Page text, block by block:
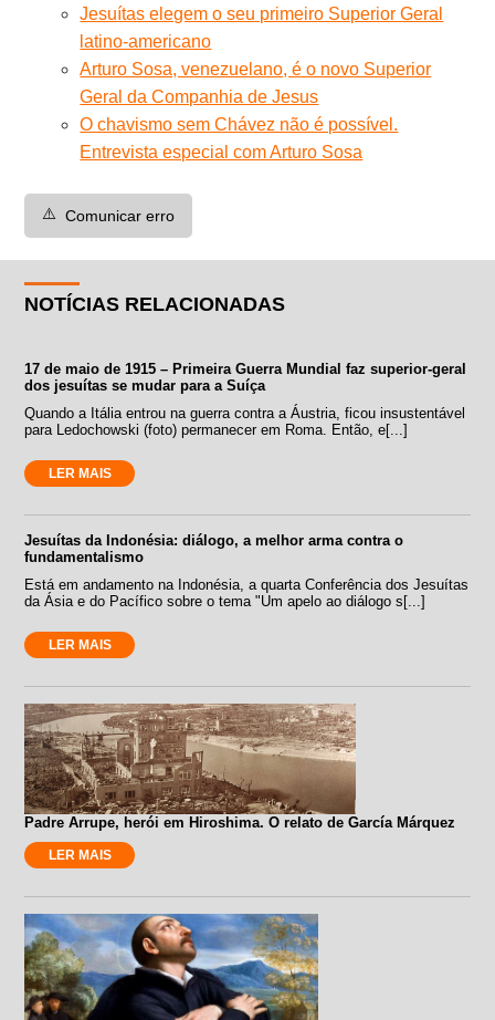
Jesuítas elegem o seu primeiro Superior Geral
latino-americano
Arturo Sosa, venezuelano, é o novo Superior
Geral da Companhia de Jesus
O chavismo sem Chávez não é possível.
Entrevista especial com Arturo Sosa
⚠️ Comunicar erro
NOTÍCIAS RELACIONADAS
17 de maio de 1915 – Primeira Guerra Mundial faz superior-geral
dos jesuítas se mudar para a Suíça
Quando a Itália entrou na guerra contra a Áustria, ficou insustentável
para Ledochowski (foto) permanecer em Roma. Então, e[...]
LER MAIS
Jesuítas da Indonésia: diálogo, a melhor arma contra o
fundamentalismo
Está em andamento na Indonésia, a quarta Conferência dos Jesuítas
da Ásia e do Pacífico sobre o tema "Um apelo ao diálogo s[...]
LER MAIS
Padre Arrupe, herói em Hiroshima. O relato de García Márquez
LER MAIS